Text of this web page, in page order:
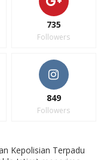
735
Followers
849
Followers
Kepolisian Terpadu